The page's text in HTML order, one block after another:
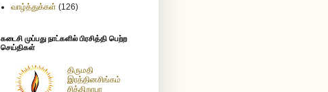
வாழ்த்துக்கள் (126)
கடைசி முப்பது நாட்களில் பிரசித்தி பெற்ற
செய்திகள்
திருமதி
இரத்தினசிங்கம்
சித்திறூபா